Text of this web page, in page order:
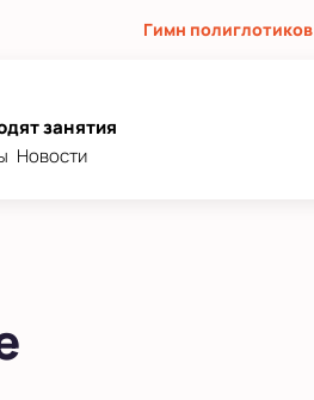
Гимн полиглотиков
занятия
Новости